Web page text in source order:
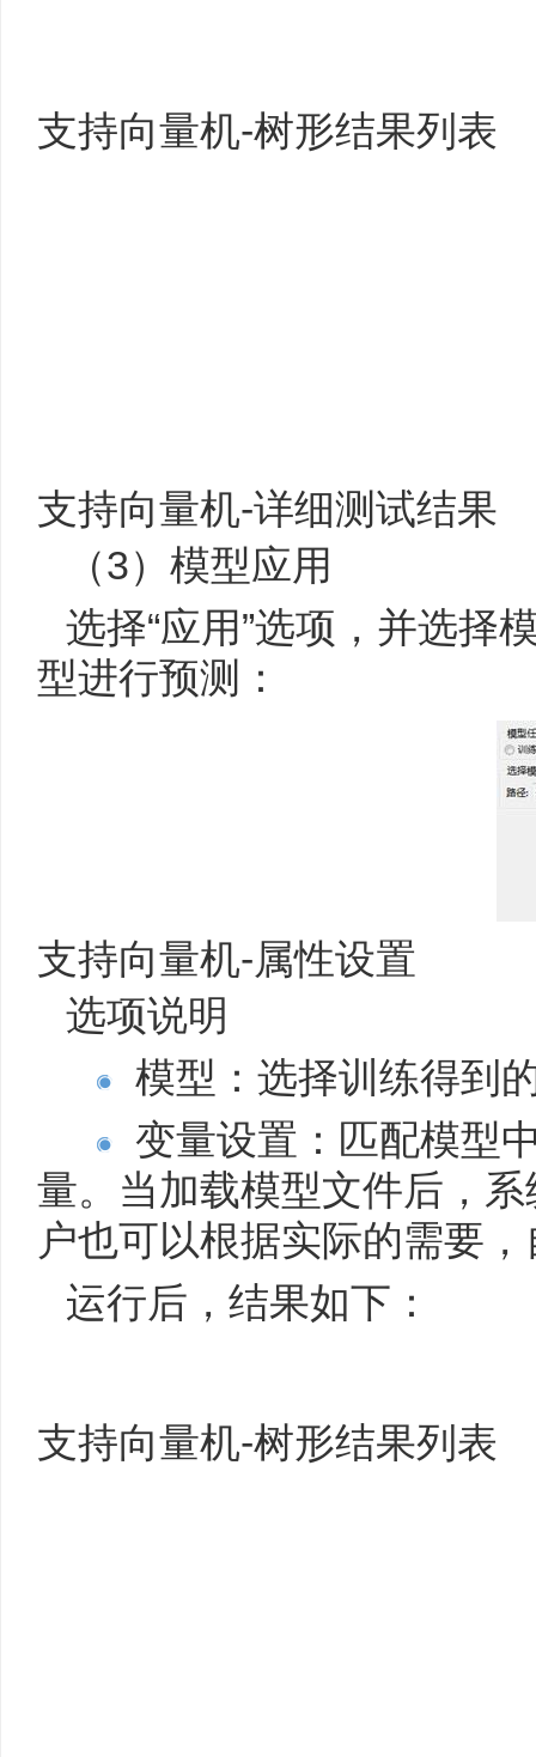
支持向量机-树形结果列表
支持向量机-详细测试结果
（3）模型应用
选择“应用”选项，并选择
型进行预测：
支持向量机-属性设置
选项说明
模型：选择训练得到
变量设置：匹配模型
量。当加载模型文件后，
户也可以根据实际的需要
运行后，结果如下：
支持向量机-树形结果列表